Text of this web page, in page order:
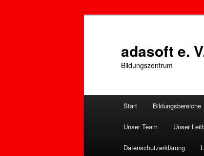
adasoft e.
Bildungszentrum
Start Bildungsbereiche
Unser Team Unser
Datenschutzerklärung